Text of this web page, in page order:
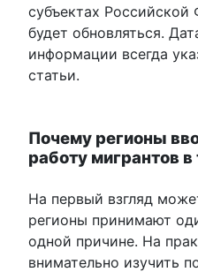
субъектах
будет обновляться.
информации всегда
статьи.
Почему регионы
работу мигрантов в
На первый взгляд
регионы принимают
одной причине. На
внимательно изучить